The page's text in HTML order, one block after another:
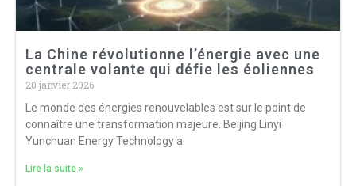
La Chine révolutionne l’énergie avec une
centrale volante qui défie les éoliennes
20 janvier 2026
Le monde des énergies renouvelables est sur le point de
connaître une transformation majeure. Beijing Linyi
Yunchuan Energy Technology a
Lire la suite »